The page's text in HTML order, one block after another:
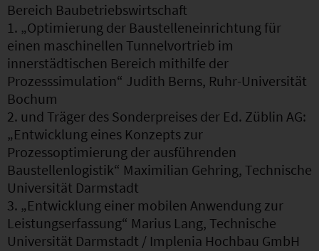
Bereich Baubetriebswirtschaft
1. „Optimierung der Baustelleneinrichtung für
einen maschinellen Tunnelvortrieb im
innerstädtischen Bereich mithilfe der
Prozesssimulation“ Judith Berns, Ruhr-Universität
Bochum
2. und Träger des Sonderpreises der Ed. Züblin AG:
„Entwicklung eines Konzepts zur
Prozessoptimierung der ausführenden
Baustellenlogistik“ Maximilian Gehring, Technische
Universität Darmstadt
3. „Entwicklung einer mobilen Anwendung zur
Leistungserfassung“ Marius Lang, Technische
Universität Darmstadt / Implenia Hochbau GmbH